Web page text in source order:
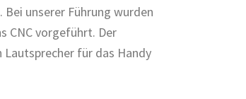
unserer Führung wurden
CNC vorgeführt. Der
für das Handy